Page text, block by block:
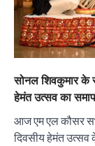
सोनल शिवकुमार के
हेमंत उत्सव का
आज एम एल कौसर
दिवसीय हेमंत उत्सव
4